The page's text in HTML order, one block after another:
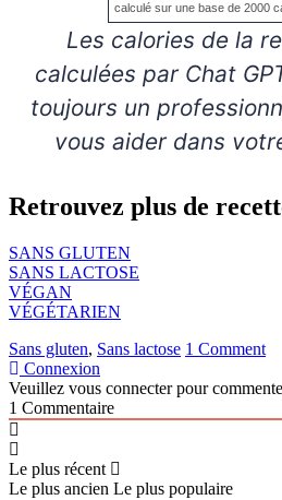
calculé sur une base de 2000
Les calories de la recette ont été
calculées par Chat
toujours un
vous aider dans
Retrouvez plus de
SANS GLUTEN
SANS LACTOSE
VÉGAN
VÉGÉTARIEN
Sans gluten, Sans lactose 1 Comment
Connexion
Veuillez vous connecter pour
1 Commentaire
Le plus récent
Le plus ancien Le plus populaire